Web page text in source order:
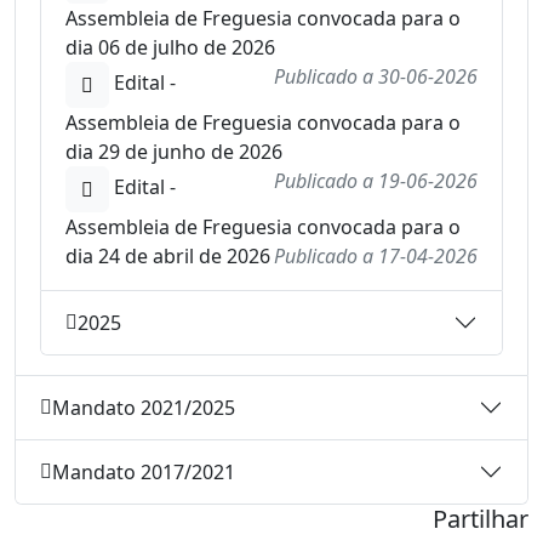
Assembleia de Freguesia convocada para o
dia 06 de julho de 2026
Publicado a30-06-2026
Edital -
Assembleia de Freguesia convocada para o
dia 29 de junho de 2026
Publicado a 19-06-2026
Edital -
Assembleia de Freguesia convocada para o
dia 24 de abril de 2026Publicado a 17-04-2026
2025
Mandato 2021/2025
Mandato 2017/2021
Partilhar